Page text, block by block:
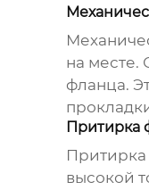
на месте.
фланца.
Притирка
Притирка
высокой